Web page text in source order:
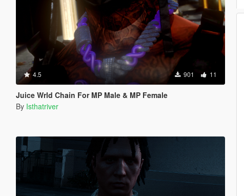
4.5 901 11
Juice Wrld Chain For MP Male & MP Female
By Isthatriver